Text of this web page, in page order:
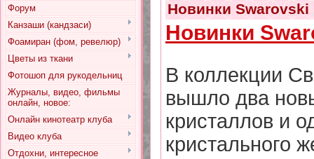
Форум
Канзаши (кандзаси)
Фоамиран (фом, ревелюр)
Цветы из ткани
Фотошоп для рукодельниц
Журналы, видео, фильмы
онлайн, новое:
Онлайн кинотеатр клуба
Видео клуба
Отдохни, интересное
Новинки Swarovski
Новинки
В коллекции
вышло два
кристаллов и
кристального